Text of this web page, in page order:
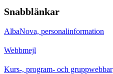
Snabblänkar
AlbaNova, personalinformation
Webbmejl
Kurs-, program- och gruppwebbar